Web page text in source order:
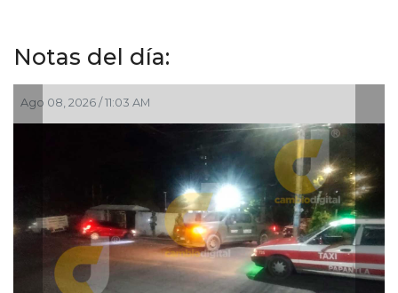
Notas del día:
Ago 08, 2026 / 11:03 AM